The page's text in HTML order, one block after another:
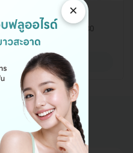
ทันตกรรมจีทีสไมล์)
พร้าว กรุงเทพมหานคร 10230
×